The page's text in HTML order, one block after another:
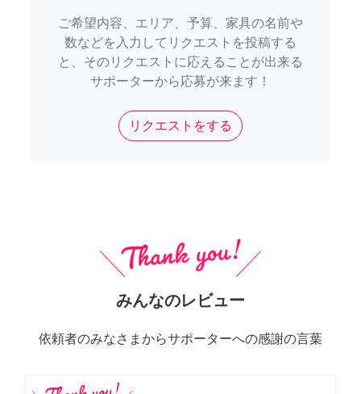
ご希望内容、エリア、予算、家具の名前や
数などを入力してリクエストを投稿する
と、そのリクエストに応えることが出来る
サポーターから応募が来ます！
リクエストをする
みんなのレビュー
依頼者のみなさまからサポーターへの感謝の言葉